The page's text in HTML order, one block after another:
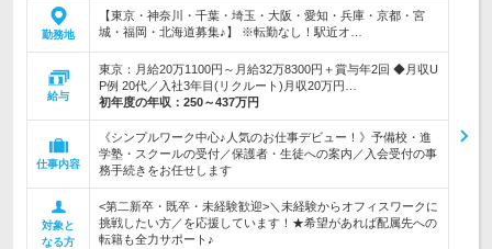
勤務地
【東京・神奈川・千葉・埼玉・大阪・愛知・兵庫・京都・宮
城・福岡・北海道募集♪】 ※転勤なし！駅近オ…
給与
東京：月給20万1100円～月給32万8300円＋賞与年2回 ◆月収U
P例 20代／入社3年目(リクルート)月収20万円…
初年度の年収： 250～437万円
仕事内容
《シンプルワーク中心♪人気のお仕事デビュー！》予備校・進
学塾・スクールの受付／保護者・生徒への案内／入会受付の事
務手続きをお任せします
対象と
なる方
<第二新卒・既卒・未経験歓迎>＼未経験からオフィスワークに
挑戦したい方／を応援しています！★希望があれば配属先への
転籍も全力サポート♪